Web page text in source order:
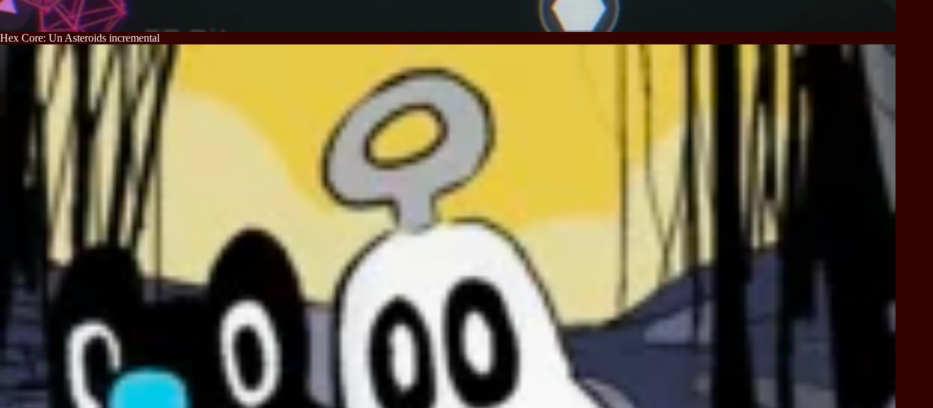
Hex Core: Un Asteroids incremental